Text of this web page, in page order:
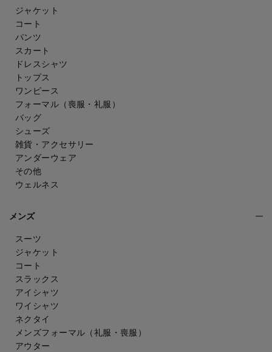
ジャケット
コート
パンツ
スカート
ドレスシャツ
トップス
ワンピース
フォーマル（喪服・礼服）
バッグ
シューズ
雑貨・アクセサリー
アンダーウェア
その他
ウェルネス
メンズ
スーツ
ジャケット
コート
スラックス
アイシャツ
ワイシャツ
ネクタイ
メンズフォーマル （礼服・喪服）
アウター